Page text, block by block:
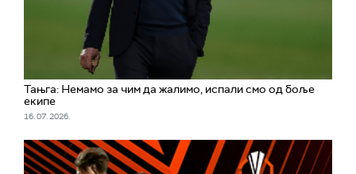
Тањга: Немамо за чим да жалимо, испали смо од боље
екипе
16. 07. 2026.